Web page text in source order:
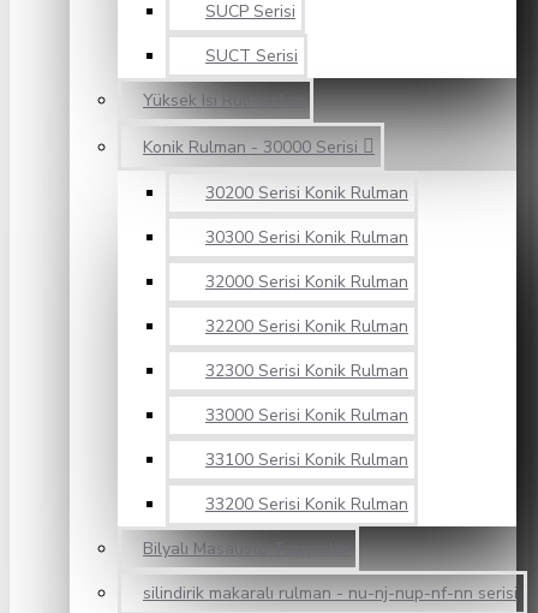
SUCP Serisi
SUCT Serisi
Yüksek Isı Rulmanları
Konik Rulman - 30000 Serisi
30200 Serisi Konik Rulman
30300 Serisi Konik Rulman
32000 Serisi Konik Rulman
32200 Serisi Konik Rulman
32300 Serisi Konik Rulman
33000 Serisi Konik Rulman
33100 Serisi Konik Rulman
33200 Serisi Konik Rulman
Bilyalı Masaüstü Taşıyıcılar
silindirik makaralı rulman - nu-nj-nup-nf-nn serisi